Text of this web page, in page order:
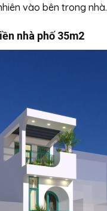
vào bên trong nhà.
nhà phố 35m2